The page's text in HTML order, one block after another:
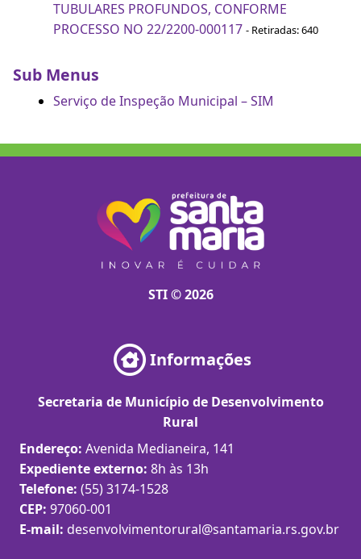
TUBULARES PROFUNDOS, CONFORME
PROCESSO NO 22/2200-000117 - Retiradas: 640
Sub Menus
Serviço de Inspeção Municipal – SIM
STI © 2026
Informações
Secretaria de Município de Desenvolvimento
Rural
Endereço: Avenida Medianeira, 141
Expediente externo: 8h às 13h
Telefone: (55) 3174-1528
CEP: 97060-001
E-mail: desenvolvimentorural@santamaria.rs.gov.br